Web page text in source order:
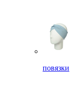
повязки